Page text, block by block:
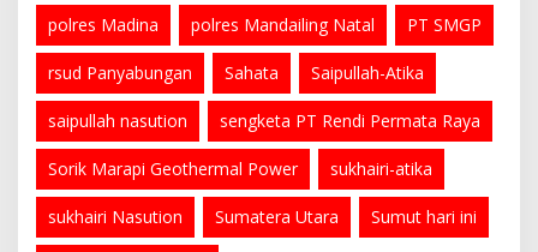
polres Madina polres Mandailing Natal PT SMGP
rsud Panyabungan Sahata Saipullah-Atika
saipullah nasution sengketa PT Rendi Permata Raya
Sorik Marapi Geothermal Power sukhairi-atika
sukhairi Nasution Sumatera Utara Sumut hari ini